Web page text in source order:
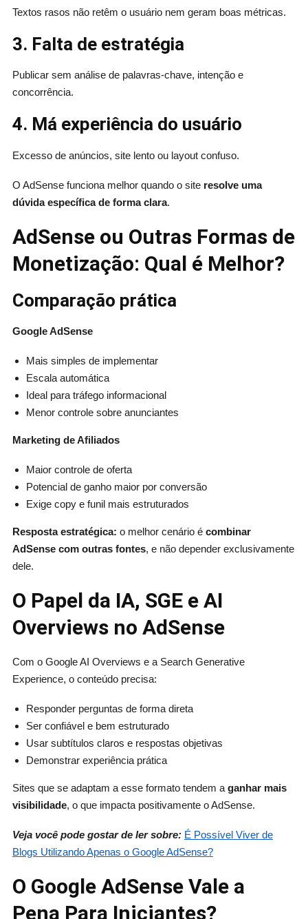
Textos rasos não retêm o usuário nem geram boas métricas.
3. Falta de estratégia
Publicar sem análise de palavras-chave, intenção e
concorrência.
4. Má experiência do usuário
Excesso de anúncios, site lento ou layout confuso.
O AdSense funciona melhor quando o site resolve uma
dúvida específica de forma clara.
AdSense ou Outras Formas de
Monetização: Qual é Melhor?
Comparação prática
Google AdSense
Mais simples de implementar
Escala automática
Ideal para tráfego informacional
Menor controle sobre anunciantes
Marketing de Afiliados
Maior controle de oferta
Potencial de ganho maior por conversão
Exige copy e funil mais estruturados
Resposta estratégica: o melhor cenário é combinar
AdSense com outras fontes, e não depender exclusivamente
dele.
O Papel da IA, SGE e AI
Overviews no AdSense
Com o Google AI Overviews e a Search Generative
Experience, o conteúdo precisa:
Responder perguntas de forma direta
Ser confiável e bem estruturado
Usar subtítulos claros e respostas objetivas
Demonstrar experiência prática
Sites que se adaptam a esse formato tendem aganhar mais
visibilidade, o que impacta positivamente o AdSense.
Veja você pode gostar de ler sobre: É Possível Viver de
Blogs Utilizando Apenas o Google AdSense?
O Google AdSense Vale a
Pena Para Iniciantes?